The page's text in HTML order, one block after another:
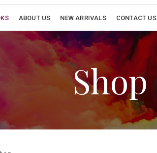
ABOUT US NEW ARRIVALS CONTACT US
Shop